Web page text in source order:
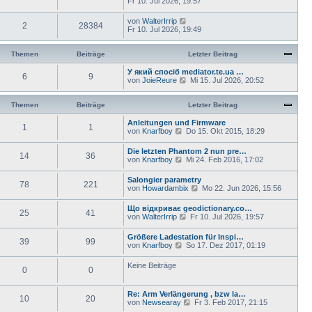
2 28384 von WalterIrrip
Fr 10. Jul 2026, 19:49
Themen Beiträge Letzter Beitrag
6 9
У який спосіб mediator.te.ua …
von JoieReure
N
u
e
s
t
e
e
i
t
r
a
Mi 15. Jul 2026, 20:52
Themen Beiträge Letzter Beitrag
1 1
Anleitungen und Firmware
von Knarfboy
N
e
s
t
e
r
e
i
t
r
a
g
Do 15. Okt 2015, 18:29
14 36
Die letzten Phantom 2 nun pre…
von Knarfboy
N
e
s
t
e
r
e
i
r
Mi 24. Feb 2016, 17:02
78 221
Salongier parametry
von Howardambix
N
u
e
s
t
e
r
r
a
g
Mo 22. Jun 2026, 15:56
25 41
Що відкриває geodictionary.co…
von WalterIrrip
N
e
s
t
e
i
t
Fr 10. Jul 2026, 19:57
39 99
Größere Ladestation für Inspi…
von Knarfboy
N
t
e
r
So 17. Dez 2017, 01:19
0 0 Keine Beiträge
10 20
Re: Arm Verlängerung , bzw la…
von Newsearay
NFr 3. Feb 2017, 21:15